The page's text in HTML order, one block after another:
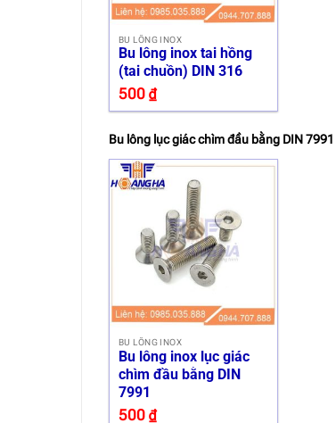
BU LÔNG INOX
Bu lông inox tai hồng
(tai chuồn) DIN 316
500 ₫
Bu lông lục giác chìm đầu bằng DIN 7991
BU LÔNG INOX
Bu lông inox lục giác
chìm đầu bằng DIN
7991
500 ₫